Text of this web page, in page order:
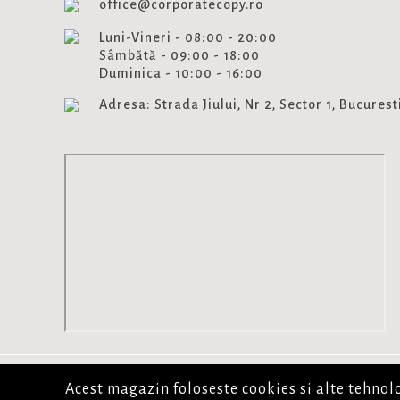
office@corporatecopy.ro
Luni-Vineri - 08:00 - 20:00
Sâmbătă - 09:00 - 18:00
Duminica - 10:00 - 16:00
Adresa: Strada Jiului, Nr 2, Sector 1, Bucuresti
Acest magazin foloseste cookies si alte
© Copyright 2026. Corporate Copy Toate drepturile